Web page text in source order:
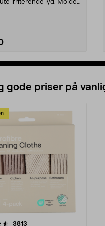
irriterende lyd. Moldex
gode priser på
3813
4.5av 5 stjerner